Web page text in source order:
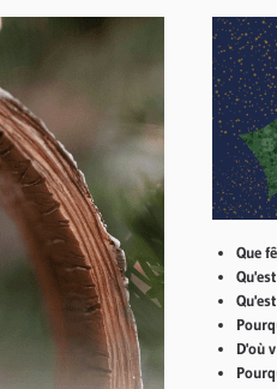
Que
D'où